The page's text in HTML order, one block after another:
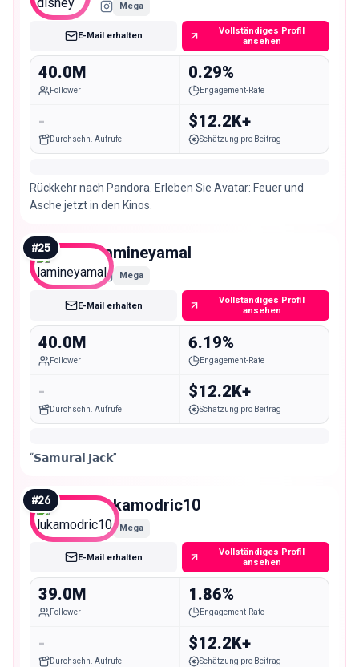
Mega
E-Mail erhalten
Vollständiges Profil
ansehen
40.0M
Follower
0.29%
Engagement-Rate
-
Durchschn. Aufrufe
$12.2K+
Schätzung pro Beitrag
Rückkehr nach Pandora. Erleben Sie Avatar: Feuer und
Asche jetzt in den Kinos.
#25 lamineyamal
Mega
E-Mail erhalten
Vollständiges Profil
ansehen
40.0M
Follower
6.19%
Engagement-Rate
-
Durchschn. Aufrufe
$12.2K+
Schätzung pro Beitrag
“𝗦𝗮𝗺𝘂𝗿𝗮𝗶 𝗝𝗮𝗰𝗸”
#26 lukamodric10
Mega
E-Mail erhalten
Vollständiges Profil
ansehen
39.0M
Follower
1.86%
Engagement-Rate
-
Durchschn. Aufrufe
$12.2K+
Schätzung pro Beitrag